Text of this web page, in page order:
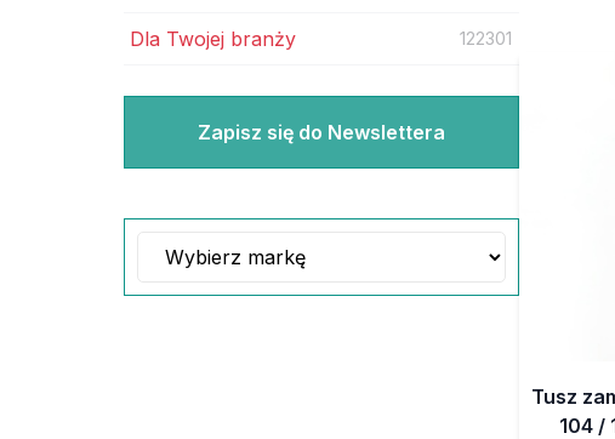
Dla Twojej branży 122301
Zapisz się do Newslettera
Tusz
104 /